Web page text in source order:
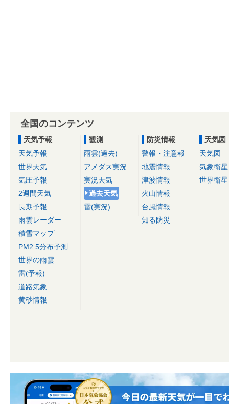
全国のコンテンツ
天気予報
天気予報
世界天気
気圧予報
2週間天気
長期予報
雨雲レーダー
積雪マップ
PM2.5分布予測
世界の雨雲
雷(予報)
道路気象
黄砂情報
観測
雨雲(過去)
アメダス実況
実況天気
過去天気
雷(実況)
防災情報
警報・注意報
地震情報
津波情報
火山情報
台風情報
知る防災
天気図
天気図
気象衛星
世界衛星